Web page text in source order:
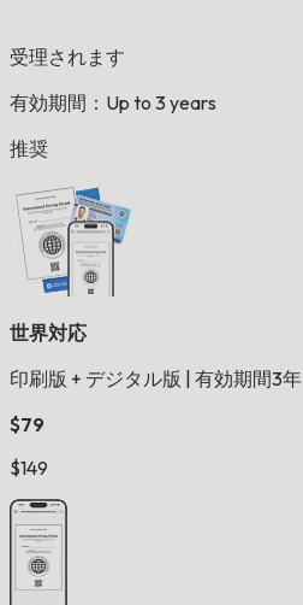
受理されます
有効期間：Up to 3 years
推奨
世界対応
印刷版 + デジタル版
有効期間3年
$79
$149